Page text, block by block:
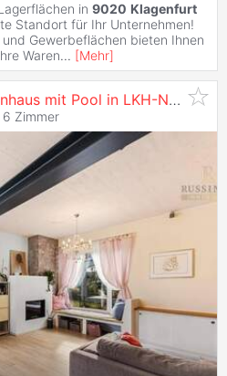
in 9020 Klagenfurt
Standort für Ihr Unternehmen!
Gewerbeflächen bieten Ihnen
Waren... [Mehr]
Großzügiges Architektenhaus mit Pool in LKH-Nähe #Zentrumsnähe #
6 Zimmer